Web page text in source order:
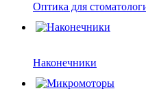
Оптика для
Наконечники